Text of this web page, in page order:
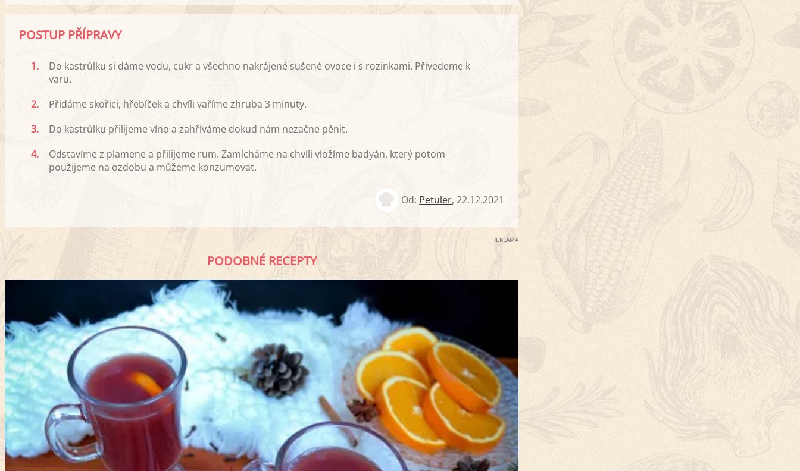
POSTUP PŘÍPRAVY
1.
Do kastrůlku si dáme vodu, cukr a všechno nakrájené sušené ovoce i s rozinkami. Přivedeme k
varu.
2.
Přidáme skořici, hřebíček a chvíli vaříme zhruba 3 minuty.
3.
Do kastrůlku přilijeme víno a zahříváme dokud nám nezačne pěnit.
4.
Odstavíme z plamene a přilijeme rum. Zamícháme na chvíli vložíme badyán, který potom
použijeme na ozdobu a můžeme konzumovat.
Od: Petuler,22.12.2021
REKLAMA
PODOBNÉ RECEPTY